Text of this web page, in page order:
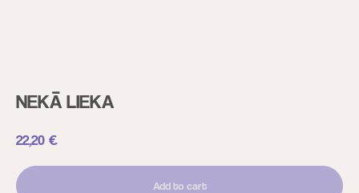
NEKĀ LIEKA
22,20 €
Add to cart